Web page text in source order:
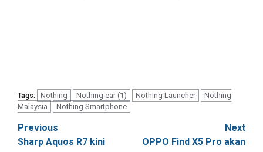
Tags: Nothing Nothing ear (1) Nothing Launcher
Nothing
Malaysia
Nothing Smartphone
Post
Previous
Sharp Aquos R7 kini
Next
OPPO Find X5 Pro akan